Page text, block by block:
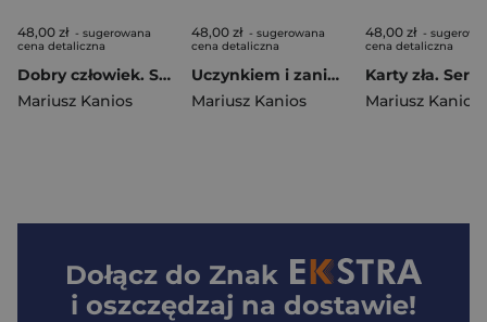
48,00 zł - sugerowana
cena detaliczna
Dobry człowiek. Seriaz z Zuzanną. Tom 3
Mariusz Kanios
48,00 zł - sugerowana
cena detaliczna
Uczynkiem i zaniedbaniem. Seriaz z Zuzanną. Tom 1
Mariusz Kanios
48,00 zł -
cena detaliczna
Mariusz Kanios
Dołącz do Znak
i oszczędzaj na dostawie!